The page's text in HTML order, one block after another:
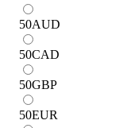
50AUD
50CAD
50GBP
50EUR